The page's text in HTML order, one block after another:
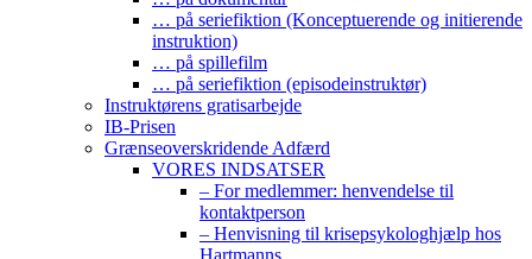
… på seriefiktion (Konceptuerende og initierende
instruktion)
… på spillefilm
… på seriefiktion (episodeinstruktør)
Instruktørens gratisarbejde
IB-Prisen
Grænseoverskridende Adfærd
VORES INDSATSER
– For medlemmer: henvendelse til
kontaktperson
– Henvisning til krisepsykologhjælp hos
Hartmanns